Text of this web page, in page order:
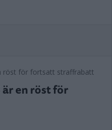
är en röst för